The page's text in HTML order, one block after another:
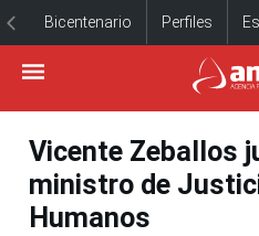
Bicentenario Perfiles
Vicente Zeballos
ministro de
Humanos